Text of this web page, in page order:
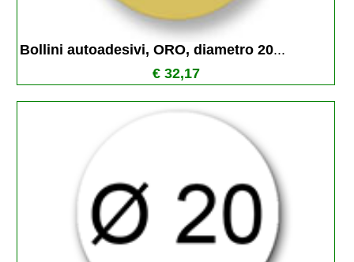
Bollini autoadesivi, ORO, diametro 20...
€ 32,17